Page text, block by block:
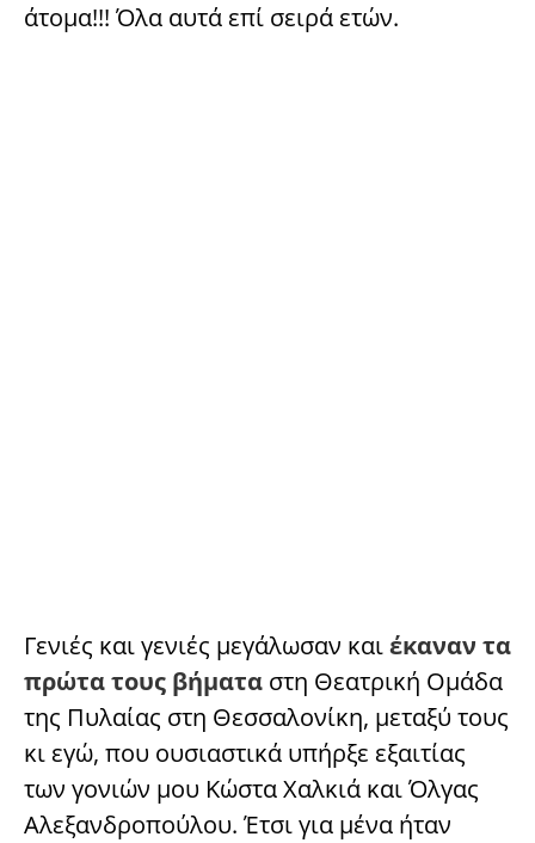
άτομα!!! Όλα αυτά επί σειρά ετών.
Γενιές και γενιές μεγάλωσαν καιέκαναν τα
πρώτα τους βήματα στη Θεατρική Ομάδα
της Πυλαίας στη Θεσσαλονίκη, μεταξύ τους
κι εγώ, που ουσιαστικά υπήρξε εξαιτίας
των γονιών μου Κώστα Χαλκιά και Όλγας
Αλεξανδροπούλου. Έτσι για μένα ήταν